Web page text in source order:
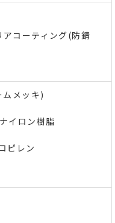
コーティング(防錆
メッキ)
イロン樹脂
ピレン